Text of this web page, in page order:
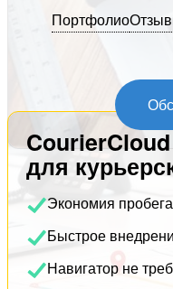
Портфолио
для
Экономия
Быстрое
Навигатор не